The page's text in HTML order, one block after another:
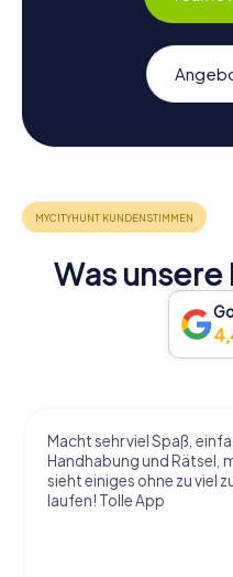
worauf wartet ihr noch?
Was
Macht sehr viel Spaß,
Handhabung und Rätsel,
sieht einiges ohne zu viel
laufen! Tolle App